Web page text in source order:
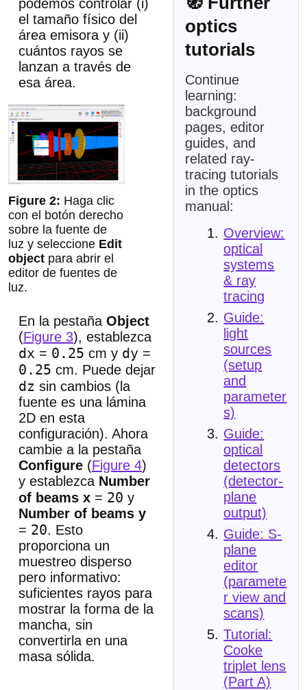
optics
tutorials
Continue
learning:
background
pages, editor
guides, and
related ray-
tracing tutorials
in the optics
manual:
Overview:
optical
systems
& ray
tracing
Guide:
light
sources
(setup
and
parameter
s)
Guide:
optical
detectors
(detector-
plane
output)
Guide: S-
plane
editor
(paramete
r view and
scans)
Tutorial:
Cooke
triplet lens
(Part A)
podemos controlar (i)
el tamaño físico del
área emisora y (ii)
cuántos rayos se
lanzan a través de
esa área.
Haga clic
con el botón derecho
sobre la fuente de
luz y seleccione Edit
object para abrir el
editor de fuentes de
luz.
En la pestaña Object
(Figure 3), establezca
dx = 0.25 cm y dy =
0.25 cm. Puede dejar
dz sin cambios (la
fuente es una lámina
2D en esta
configuración). Ahora
cambie a la pestaña
Configure (Figure 4)
y establezca Number
of beams x = 20 y
Number of beams y
= 20. Esto
proporciona un
muestreo disperso
pero informativo:
suficientes rayos para
mostrar la forma de la
mancha, sin
convertirla en una
masa sólida.